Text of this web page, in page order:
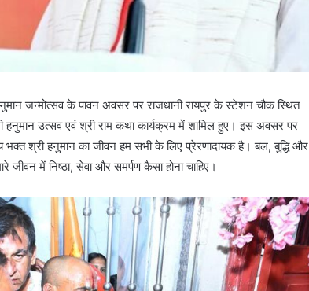
जन्मोत्सव के पावन अवसर पर राजधानी रायपुर के स्टेशन चौक स्थित
हनुमान उत्सव एवं श्री राम कथा कार्यक्रम में शामिल हुए। इस अवसर पर
श्री हनुमान का जीवन हम सभी के लिए प्रेरणादायक है। बल, बुद्धि और
जीवन में निष्ठा, सेवा और समर्पण कैसा होना चाहिए।